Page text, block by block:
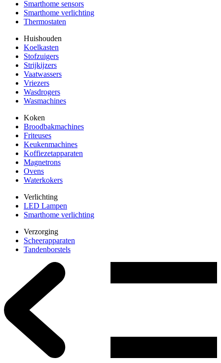
Smarthome sensors
Smarthome verlichting
Thermostaten
Huishouden
Koelkasten
Stofzuigers
Strijkijzers
Vaatwassers
Vriezers
Wasdrogers
Wasmachines
Koken
Broodbakmachines
Friteuses
Keukenmachines
Koffiezetapparaten
Magnetrons
Ovens
Waterkokers
Verlichting
LED Lampen
Smarthome verlichting
Verzorging
Scheerapparaten
Tandenborstels